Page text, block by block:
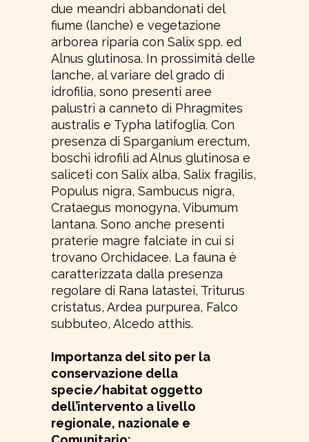
due meandri abbandonati del
fiume (lanche) e vegetazione
arborea riparia con Salix spp. ed
Alnus glutinosa. In prossimità delle
lanche, al variare del grado di
idrofilia, sono presenti aree
palustri a canneto di Phragmites
australis e Typha latifoglia. Con
presenza di Sparganium erectum,
boschi idrofili ad Alnus glutinosa e
saliceti con Salix alba, Salix fragilis,
Populus nigra, Sambucus nigra,
Crataegus monogyna, Vibumum
lantana. Sono anche presenti
praterie magre falciate in cui si
trovano Orchidacee. La fauna è
caratterizzata dalla presenza
regolare di Rana latastei, Triturus
cristatus, Ardea purpurea, Falco
subbuteo, Alcedo atthis.
Importanza del sito per la
conservazione della
specie/habitat oggetto
dell’intervento a livello
regionale, nazionale e